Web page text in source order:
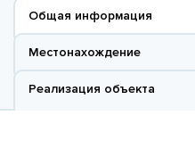
Общая информация
Местонахождение
Реализация объекта